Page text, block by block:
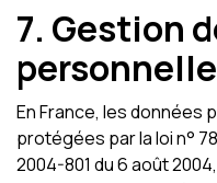
7. Gestion
En France, les données
protégées par la loi n°
2004-801 du 6 août